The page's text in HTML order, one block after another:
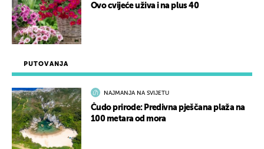
PUTOVANJA
NAJMANJA NA SVIJETU
Čudo prirode: Predivna pješčana plaža na
100 metara od mora
Ovo cvijeće uživa i na plus 40